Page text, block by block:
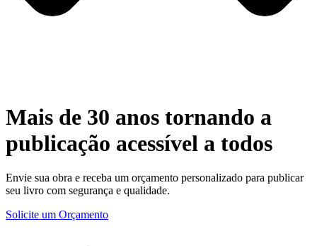
Mais de 30 anos tornando a
publicação acessível a todos
Envie sua obra e receba um orçamento personalizado para publicar
seu livro com segurança e qualidade.
Solicite um Orçamento